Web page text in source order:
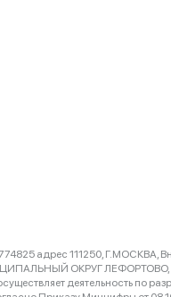
адрес 111250, Г.МОСКВА,
ОКРУГ
деятельность по